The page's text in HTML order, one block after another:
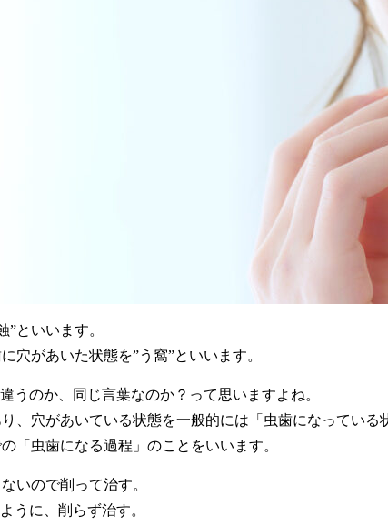
”といいます。
穴があいた状態を”う窩”といいます。
うのか、同じ言葉なのか？って思いますよね。
、穴があいている状態を一般的には「虫歯になっている
「虫歯になる過程」のことをいいます。
いので削って治す。
うに、削らず治す。